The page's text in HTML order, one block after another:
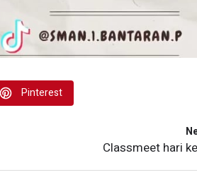
Pinterest
Classmeet hari